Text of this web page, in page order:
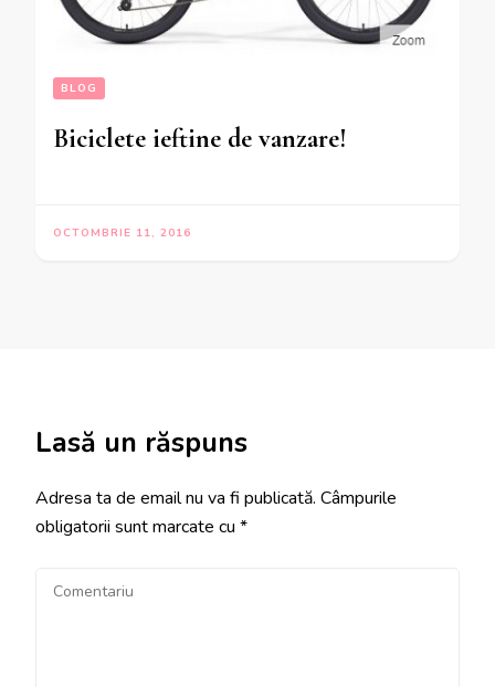
BLOG
Biciclete ieftine de vanzare!
OCTOMBRIE 11, 2016
Lasă un răspuns
Adresa ta de email nu va fi publicată. Câmpurile
obligatorii sunt marcate cu *